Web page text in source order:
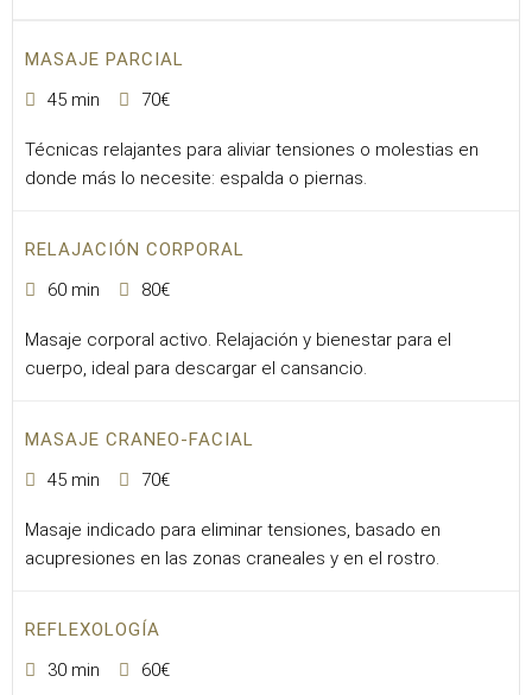
MASAJE PARCIAL
45 min
70€
Técnicas relajantes para aliviar tensiones o molestias en
donde más lo necesite: espalda o piernas.
RELAJACIÓN CORPORAL
60 min
80€
Masaje corporal activo. Relajación y bienestar para el
cuerpo, ideal para descargar el cansancio.
MASAJE CRANEO-FACIAL
45 min
70€
Masaje indicado para eliminar tensiones, basado en
acupresiones en las zonas craneales y en el rostro.
REFLEXOLOGÍA
30 min
60€